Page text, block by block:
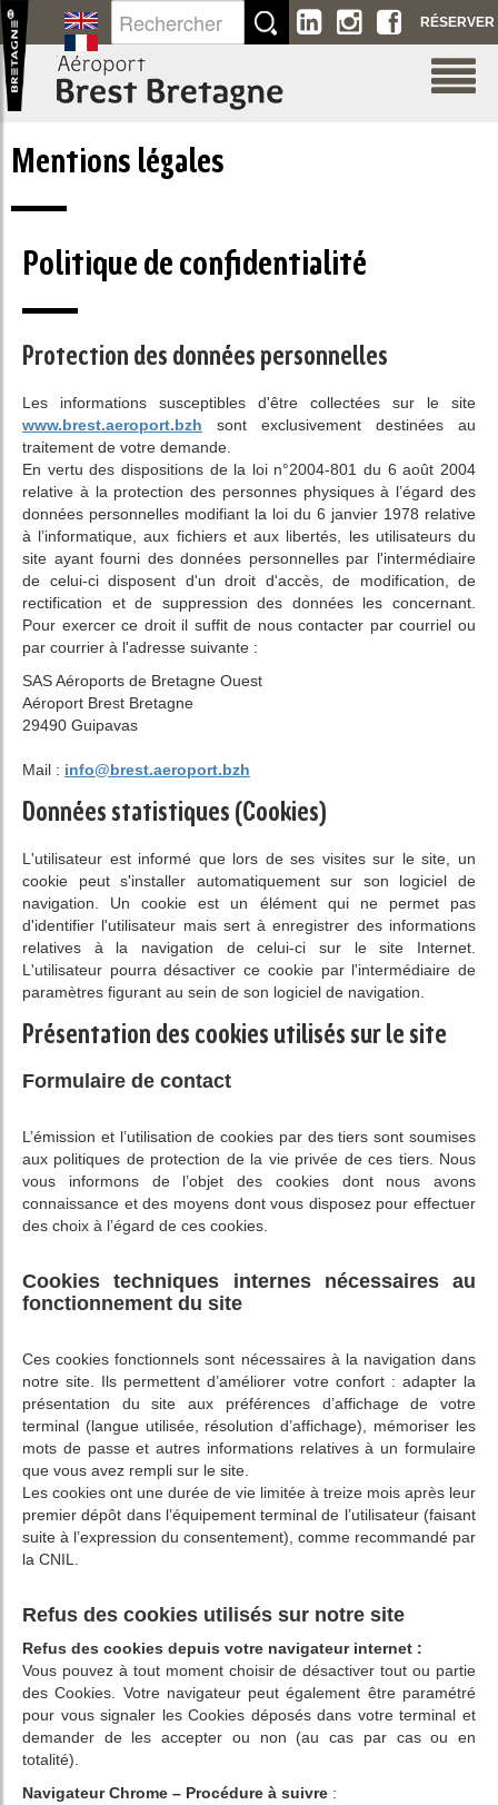
Saut au contenu
RÉSERVER
Mentions légales
Politique de confidentialité
Protection des données personnelles
Les informations susceptibles d'être collectées sur le site
www.brest.aeroport.bzh sont exclusivement destinées au
traitement de votre demande.
En vertu des dispositions de la loi n°2004-801 du 6 août 2004
relative à la protection des personnes physiques à l’égard des
données personnelles modifiant la loi du 6 janvier 1978 relative
à l’informatique, aux fichiers et aux libertés, les utilisateurs du
site ayant fourni des données personnelles par l'intermédiaire
de celui-ci disposent d'un droit d'accès, de modification, de
rectification et de suppression des données les concernant.
Pour exercer ce droit il suffit de nous contacter par courriel ou
par courrier à l'adresse suivante :
SAS Aéroports de Bretagne Ouest
Aéroport Brest Bretagne
29490 Guipavas
Mail : info@brest.aeroport.bzh
Données statistiques (Cookies)
L'utilisateur est informé que lors de ses visites sur le site, un
cookie peut s'installer automatiquement sur son logiciel de
navigation. Un cookie est un élément qui ne permet pas
d'identifier l'utilisateur mais sert à enregistrer des informations
relatives à la navigation de celui-ci sur le site Internet.
L'utilisateur pourra désactiver ce cookie par l'intermédiaire de
paramètres figurant au sein de son logiciel de navigation.
Présentation des cookies utilisés sur le site
Formulaire de contact
L’émission et l’utilisation de cookies par des tiers sont soumises
aux politiques de protection de la vie privée de ces tiers. Nous
vous informons de l’objet des cookies dont nous avons
connaissance et des moyens dont vous disposez pour effectuer
des choix à l’égard de ces cookies.
Cookies techniques internes nécessaires au
fonctionnement du site
Ces cookies fonctionnels sont nécessaires à la navigation dans
notre site. Ils permettent d’améliorer votre confort : adapter la
présentation du site aux préférences d’affichage de votre
terminal (langue utilisée, résolution d’affichage), mémoriser les
mots de passe et autres informations relatives à un formulaire
que vous avez rempli sur le site.
Les cookies ont une durée de vie limitée à treize mois après leur
premier dépôt dans l’équipement terminal de l’utilisateur (faisant
suite à l’expression du consentement), comme recommandé par
la CNIL.
Refus des cookies utilisés sur notre site
Refus des cookies depuis votre navigateur internet :
Vous pouvez à tout moment choisir de désactiver tout ou partie
des Cookies. Votre navigateur peut également être paramétré
pour vous signaler les Cookies déposés dans votre terminal et
demander de les accepter ou non (au cas par cas ou en
totalité).
Navigateur Chrome – Procédure à suivre :